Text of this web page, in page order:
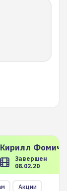
Кирилл
Завершен
08.02.20
Акции